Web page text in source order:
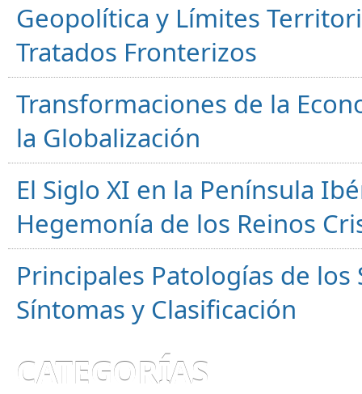
Geopolítica y Límites
Tratados Fronterizos
Transformaciones de la
la Globalización
El Siglo XI en la Península
Hegemonía de los Reinos
Principales Patologías de
Síntomas y Clasificación
CATEGORÍAS